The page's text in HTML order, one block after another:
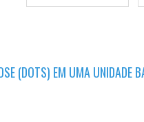
(DOTS) EM UMA UNIDADE